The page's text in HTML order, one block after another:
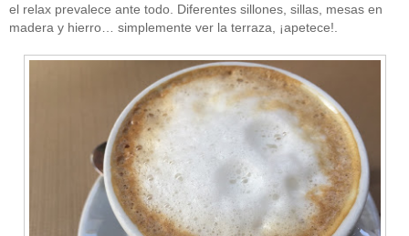
el relax prevalece ante todo. Diferentes sillones, sillas, mesas en
madera y hierro… simplemente ver la terraza, ¡apetece!.